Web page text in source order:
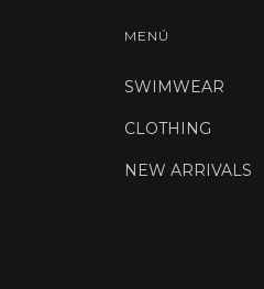
MENÚ
SWIMWEAR
CLOTHING
NEW ARRIVALS